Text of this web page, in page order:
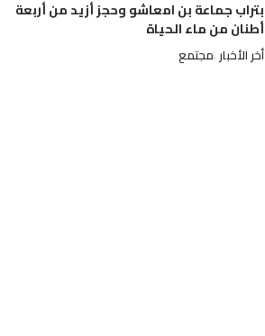
بتراب جماعة بن امعاشو وحجز أزيد من أربعة
أطنان من ماء الحياة
أخر الأخبار مجتمع